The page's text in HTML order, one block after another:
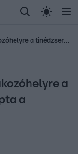
Randi Celeb vagyok,
Wanted Gallusz
Nem engedték be a szórakozóhelyre a tinédzsert, erre megharapta a biztonsági őr heréit
a
a